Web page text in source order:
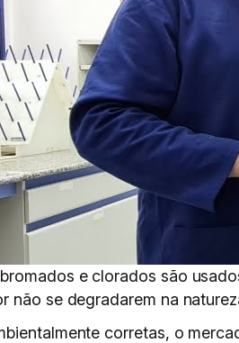
e clorados são
não se degradarem na
corretas, o